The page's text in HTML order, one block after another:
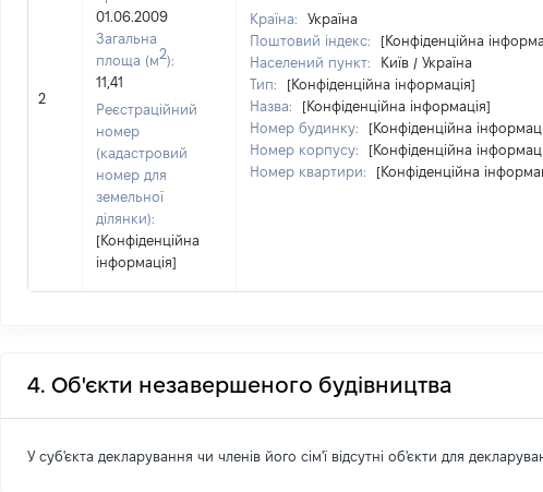
2
01.06.2009
Загальна
площа (м2):
11,41
Реєстраційний
номер
(кадастровий
номер для
земельної
ділянки):
[Конфіденційна
інформація]
Країна:
Україна
Поштовий індекс:
[Конфіденційна
Населений пункт:
Київ / Україна
Тип:
[Конфіденційна інформація]
Назва:
[Конфіденційна інформація]
Номер будинку:
[Конфіденційна
Номер корпусу:
[Конфіденційна
Номер квартири:
[Конфіденційна
4. Об'єкти незавершеного будівництва
У суб'єкта декларування чи членів його сім'ї відсутні об'єкти для